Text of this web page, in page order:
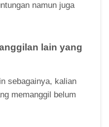
namun juga
lain yang
sebagainya, kalian
memanggil belum